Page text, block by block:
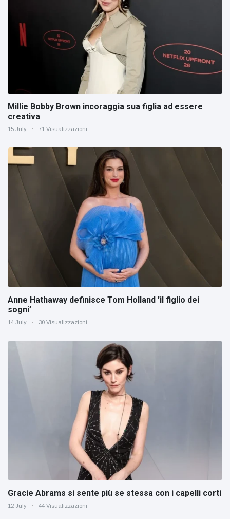
Millie Bobby Brown incoraggia sua figlia ad essere
creativa
15 July 71 Visualizzazioni
Anne Hathaway definisce Tom Holland 'il figlio dei
sogni’
14 July 30 Visualizzazioni
Gracie Abrams si sente più se stessa con i capelli corti
12 July 44 Visualizzazioni